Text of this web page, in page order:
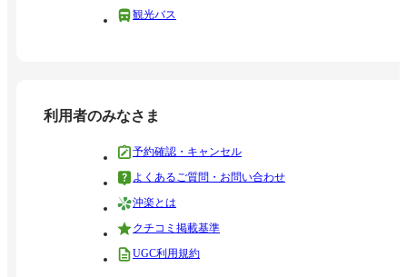
観光バス
利用者のみなさま
予約確認・キャンセル
よくあるご質問・お問い合わせ
沖楽とは
クチコミ掲載基準
UGC利用規約